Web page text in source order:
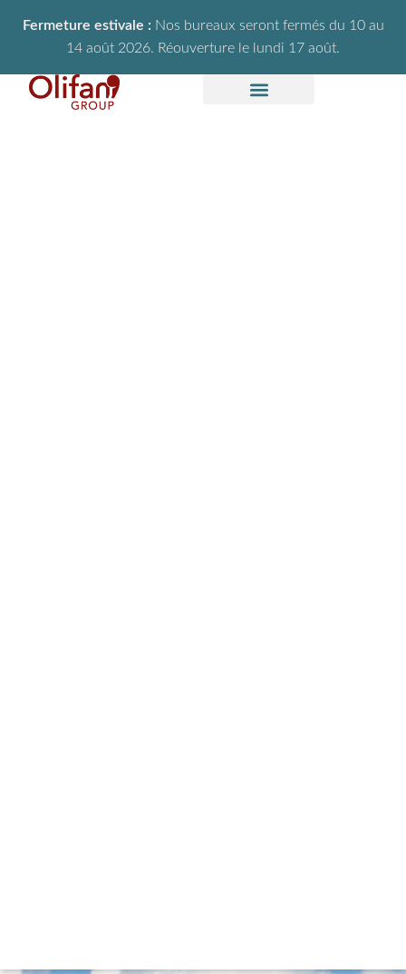
Fermeture estivale : Nos bureaux seront fermés du 10 au
14 août 2026. Réouverture le lundi 17 août.